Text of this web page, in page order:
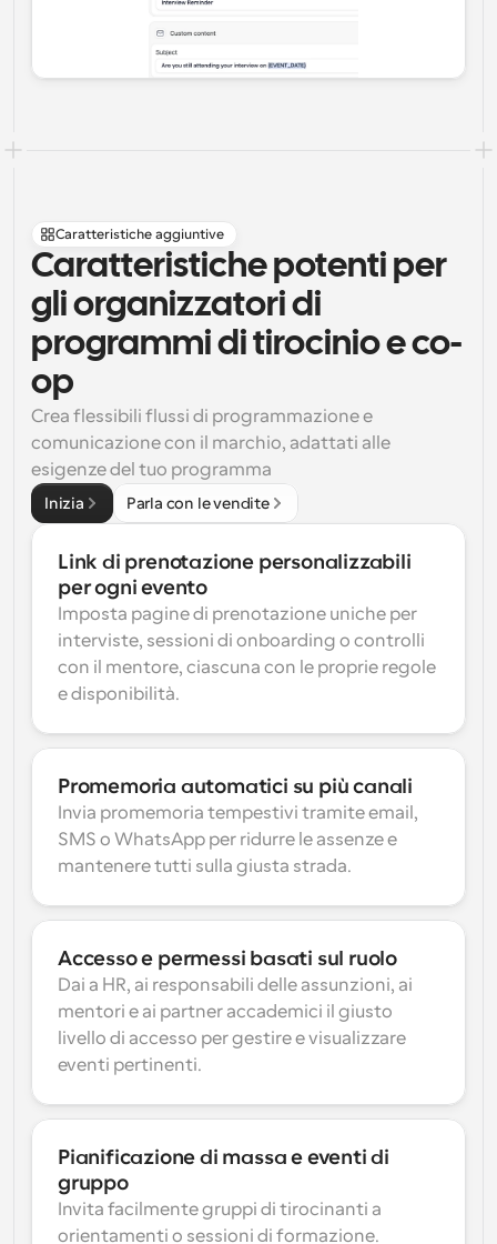
Caratteristiche aggiuntive
Caratteristiche potenti per
gli organizzatori di
programmi di tirocinio e co-
op
Crea flessibili flussi di programmazione e
comunicazione con il marchio, adattati alle
esigenze del tuo programma
Inizia Parla con le vendite
Link di prenotazione personalizzabili
per ogni evento
Imposta pagine di prenotazione uniche per
interviste, sessioni di onboarding o controlli
con il mentore, ciascuna con le proprie regole
e disponibilità.
Promemoria automatici su più canali
Invia promemoria tempestivi tramite email,
SMS o WhatsApp per ridurre le assenze e
mantenere tutti sulla giusta strada.
Accesso e permessi basati sul ruolo
Dai a HR, ai responsabili delle assunzioni, ai
mentori e ai partner accademici il giusto
livello di accesso per gestire e visualizzare
eventi pertinenti.
Pianificazione di massa e eventi di
gruppo
Invita facilmente gruppi di tirocinanti a
orientamenti o sessioni di formazione.